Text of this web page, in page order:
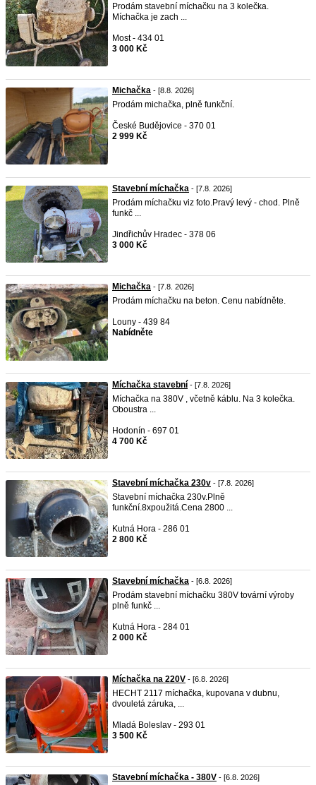
Prodám stavební míchačku na 3 kolečka.
Míchačka je zach ...
Most - 434 01
3 000 Kč
Michačka - [8.8. 2026]
Prodám michačka, plně funkční.
České Budějovice - 370 01
2 999 Kč
Stavební míchačka - [7.8. 2026]
Prodám míchačku viz foto.Pravý levý - chod. Plně
funkč ...
Jindřichův Hradec - 378 06
3 000 Kč
Michačka - [7.8. 2026]
Prodám míchačku na beton. Cenu nabídněte.
Louny - 439 84
Nabídněte
Míchačka stavební - [7.8. 2026]
Míchačka na 380V , včetně káblu. Na 3 kolečka.
Oboustra ...
Hodonín - 697 01
4 700 Kč
Stavební míchačka 230v - [7.8. 2026]
Stavební míchačka 230v.Plně
funkční.8xpoužitá.Cena 2800 ...
Kutná Hora - 286 01
2 800 Kč
Stavební míchačka - [6.8. 2026]
Prodám stavební míchačku 380V tovární výroby
plně funkč ...
Kutná Hora - 284 01
2 000 Kč
Míchačka na 220V - [6.8. 2026]
HECHT 2117 míchačka, kupovana v dubnu,
dvouletá záruka, ...
Mladá Boleslav - 293 01
3 500 Kč
Stavební míchačka - 380V - [6.8. 2026]